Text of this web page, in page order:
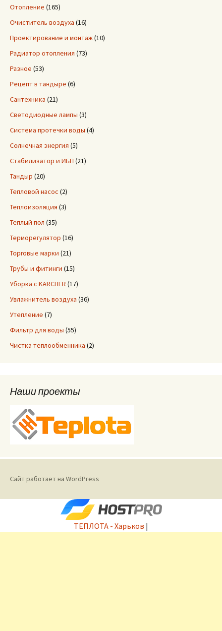
Отопление (165)
Очиститель воздуха (16)
Проектирование и монтаж(10)
Радиатор отопления (73)
Разное (53)
Рецепт в тандыре (6)
Сантехника (21)
Светодиодные лампы (3)
Система протечки воды (4)
Солнечная энергия (5)
Стабилизатор и ИБП (21)
Тандыр (20)
Тепловой насос (2)
Теплоизоляция (3)
Теплый пол (35)
Терморегулятор (16)
Торговые марки (21)
Трубы и фитинги (15)
Уборка с KARCHER (17)
Увлажнитель воздуха (36)
Утепление (7)
Фильтр для воды (55)
Чистка теплообменника (2)
Наши проекты
Сайт работает на WordPress
ТЕПЛОТА - Харьков |